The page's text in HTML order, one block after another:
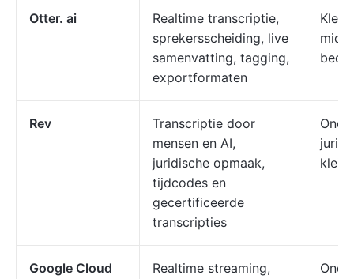
Otter. ai
Realtime transcriptie,
sprekersscheiding, live
samenvatting, tagging,
exportformaten
Rev
Transcriptie door
mensen en AI,
juridische opmaak,
tijdcodes en
gecertificeerde
transcripties
Google Cloud
Realtime streaming,